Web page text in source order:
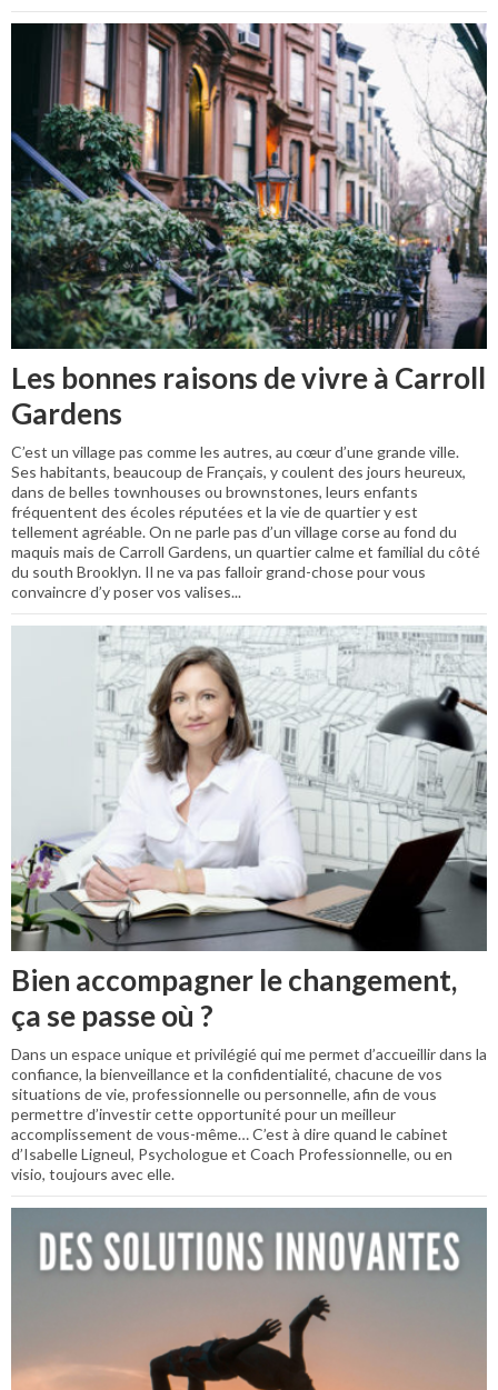
Les bonnes raisons de vivre à Carroll
Gardens
C’est un village pas comme les autres, au cœur d’une grande ville.
Ses habitants, beaucoup de Français, y coulent des jours heureux,
dans de belles townhouses ou brownstones, leurs enfants
fréquentent des écoles réputées et la vie de quartier y est
tellement agréable. On ne parle pas d’un village corse au fond du
maquis mais de Carroll Gardens, un quartier calme et familial du côté
du south Brooklyn. Il ne va pas falloir grand-chose pour vous
convaincre d’y poser vos valises...
Bien accompagner le changement,
ça se passe où ?
Dans un espace unique et privilégié qui me permet d’accueillir dans la
confiance, la bienveillance et la confidentialité, chacune de vos
situations de vie, professionnelle ou personnelle, afin de vous
permettre d’investir cette opportunité pour un meilleur
accomplissement de vous-même… C’est à dire quand le cabinet
d’Isabelle Ligneul, Psychologue et Coach Professionnelle, ou en
visio, toujours avec elle.